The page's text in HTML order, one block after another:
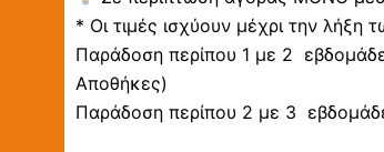
* Οι τιμές ισχύουν μέχρι την
Παράδοση περίπου 1 με 2
Αποθήκες)
Παράδοση περίπου 2 με 3